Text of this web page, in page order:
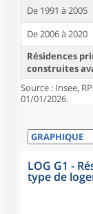
De 1991 à 2005
De 2006 à 2020
Résidences
construites
Source : Insee,
01/01/2026.
LOG G1 -
type de